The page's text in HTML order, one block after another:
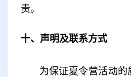
责。
十、声明及联系方式
为保证夏令营活动的